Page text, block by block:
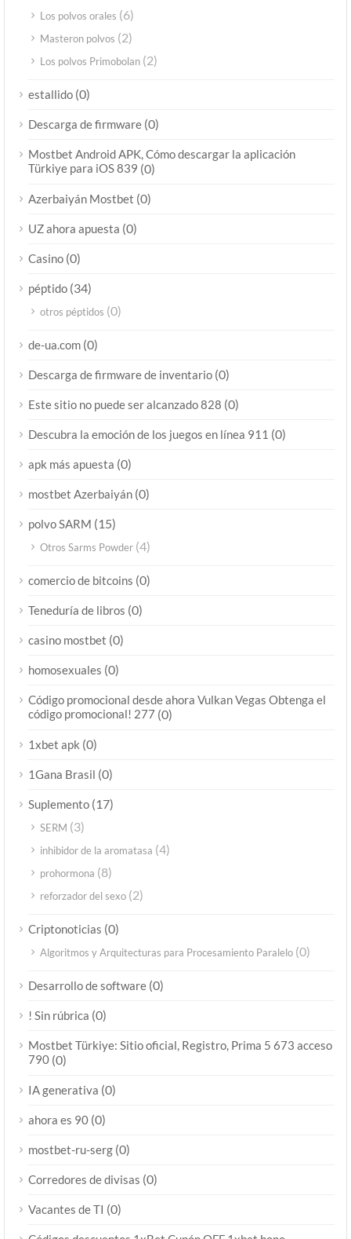
Los polvos orales (6)
Masteron polvos (2)
Los polvos Primobolan (2)
estallido (0)
Descarga de firmware (0)
Mostbet Android APK, Cómo descargar la aplicación
Türkiye para iOS 839 (0)
Azerbaiyán Mostbet (0)
UZ ahora apuesta (0)
Casino (0)
péptido (34)
otros péptidos (0)
de-ua.com (0)
Descarga de firmware de inventario (0)
Este sitio no puede ser alcanzado 828 (0)
Descubra la emoción de los juegos en línea 911 (0)
apk más apuesta (0)
mostbet Azerbaiyán (0)
polvo SARM (15)
Otros Sarms Powder (4)
comercio de bitcoins (0)
Teneduría de libros (0)
casino mostbet (0)
homosexuales (0)
Código promocional desde ahora Vulkan Vegas Obtenga el
código promocional! 277 (0)
1xbet apk (0)
1Gana Brasil (0)
Suplemento (17)
SERM (3)
inhibidor de la aromatasa (4)
prohormona (8)
reforzador del sexo (2)
Criptonoticias (0)
Algoritmos y Arquitecturas para Procesamiento Paralelo (0)
Desarrollo de software (0)
! Sin rúbrica (0)
Mostbet Türkiye: Sitio oficial, Registro, Prima 5 673 acceso
790 (0)
IA generativa (0)
ahora es 90 (0)
mostbet-ru-serg (0)
Corredores de divisas (0)
Vacantes de TI (0)